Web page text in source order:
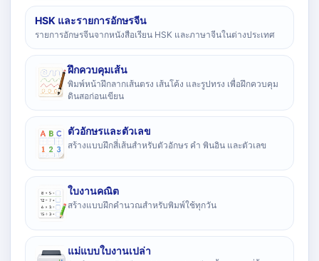
HSK และรายการอักษรจีน
รายการอักษรจีนจากหนังสือเรียน HSK และภาษาจีนในต่างประเทศ
ฝึกควบคุมเส้น
พิมพ์หน้าฝึกลากเส้นตรง เส้นโค้ง และรูปทรง เพื่อฝึกควบคุม
ดินสอก่อนเขียน
ตัวอักษรและตัวเลข
สร้างแบบฝึกสี่เส้นสำหรับตัวอักษร คำ พินอิน และตัวเลข
ใบงานคณิต
สร้างแบบฝึกคำนวณสำหรับพิมพ์ใช้ทุกวัน
แม่แบบใบงานเปล่า